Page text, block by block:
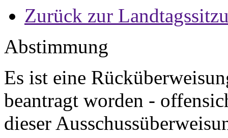
Zurück zur
Abstimmung
Es ist eine
beantragt worden -
dieser